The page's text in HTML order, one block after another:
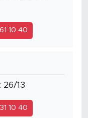
10 40
26/13
10 40